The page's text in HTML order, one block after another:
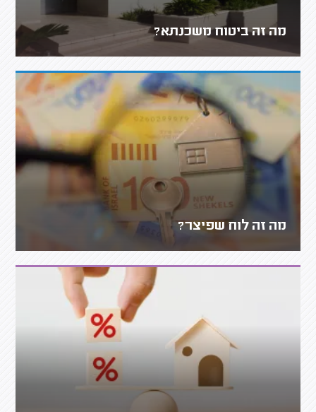
מה זה ביטוח משכנתא?
מה זה לוח שפיצר?